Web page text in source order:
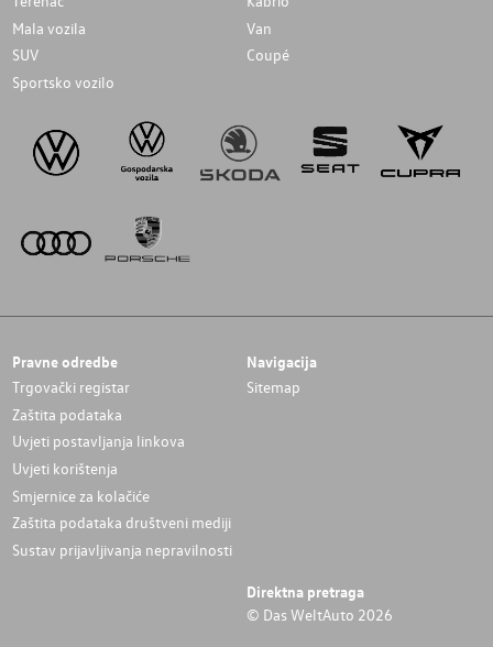
Mala vozila
Van
SUV
Coupé
Sportsko vozilo
Pravne odredbe
Trgovački registar
Zaštita podataka
Uvjeti postavljanja linkova
Uvjeti korištenja
Smjernice za kolačiće
Zaštita podataka društveni mediji
Sustav prijavljivanja nepravilnosti
Navigacija
Sitemap
Direktna pretraga
© Das WeltAuto 2026